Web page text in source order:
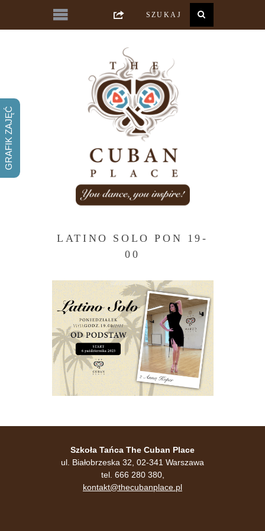
LATINO SOLO PON 19-
00
Szkoła Tańca The Cuban Place
ul. Białobrzeska 32, 02-341 Warszawa
tel. 666 280 380,
kontakt@thecubanplace.pl
GRAFIK ZAJĘĆ